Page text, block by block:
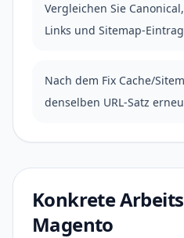
Vergleichen Sie
Links und Sitemap-
Nach dem Fix Cache/
denselben URL-Satz
Konkrete
Magento